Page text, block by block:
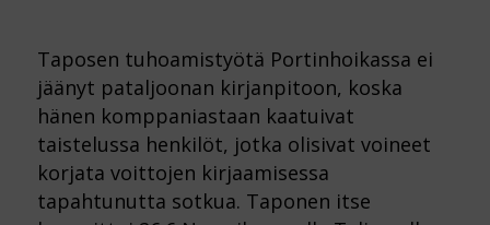
Taposen tuhoamistyötä Portinhoikassa ei
jäänyt pataljoonan kirjanpitoon, koska
hänen komppaniastaan kaatuivat
taistelussa henkilöt, jotka olisivat voineet
korjata voittojen kirjaamisessa
tapahtunutta sotkua. Taponen itse